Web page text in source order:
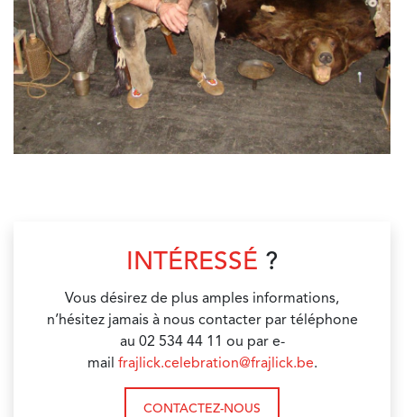
INTÉRESSÉ ?
Vous désirez de plus amples informations,
n’hésitez jamais à nous contacter par téléphone
au 02 534 44 11 ou par e-
mail frajlick.celebration@frajlick.be.
CONTACTEZ-NOUS